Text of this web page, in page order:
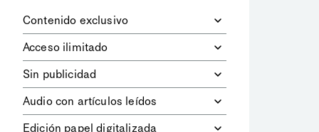
Contenido exclusivo
digitales dela diaria
los contenidos de Le Monde
diplomatique.
Acceso ilimitado
contenidos.
Sin publicidad
publicitarios.
Audio con artículos leídos
Edición papel digitalizada